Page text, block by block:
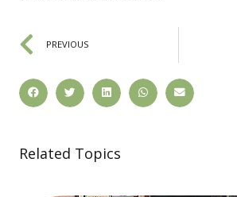
PREVIOUS
Related Topics